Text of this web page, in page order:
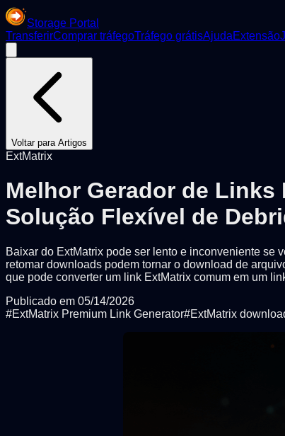
Storage Portal
TransferirComprar tráfegoTráfego grátisAjudaExtensão
Voltar para Artigos
ExtMatrix
Melhor Gerador de Links
Solução Flexível de
Baixar do ExtMatrix pode ser lento e inconveniente se
retomar downloads podem tornar o download de
que pode converter um link ExtMatrix comum em um
Publicado em 05/14/2026
#ExtMatrix Premium Link Generator#ExtMatrix